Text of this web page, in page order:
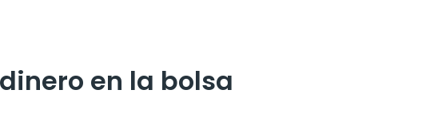
en la bolsa